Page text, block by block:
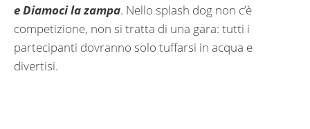
e Diamoci la zampa. Nello splash dog non c’è
competizione, non si tratta di una gara: tutti i
partecipanti dovranno solo tuffarsi in acqua e
divertisi.